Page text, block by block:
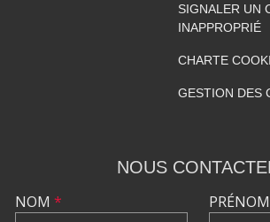
SIGNALER UN
INAPPROPRIÉ
CHARTE
GESTION DES
NOUS
NOM * PRÉNOM